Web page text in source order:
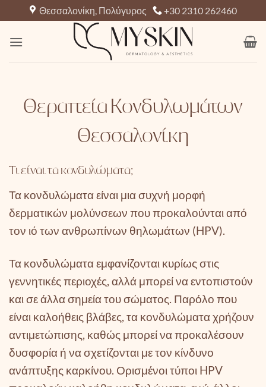
Μετάβαση
στο
περιεχόμενο
Θεσσαλονίκη, Πολύγυρος +30 2310 262460
Θεραπεία Κονδυλωμάτων
Θεσσαλονίκη
Τι είναι τα κονδυλώματα;
Τα κονδυλώματα είναι μια συχνή μορφή
δερματικών μολύνσεων που προκαλούνται από
τον ιό των ανθρωπίνων θηλωμάτων (HPV).
Τα κονδυλώματα εμφανίζονται κυρίως στις
γεννητικές περιοχές, αλλά μπορεί να εντοπιστούν
και σε άλλα σημεία του σώματος. Παρόλο που
είναι καλοήθεις βλάβες, τα κονδυλώματα χρήζουν
αντιμετώπισης, καθώς μπορεί να προκαλέσουν
δυσφορία ή να σχετίζονται με τον κίνδυνο
ανάπτυξης καρκίνου. Ορισμένοι τύποι HPV